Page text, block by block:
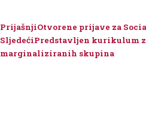
PrijašnjiOtvorene prijave za
SljedećiPredstavljen kurikulum
marginaliziranih skupina